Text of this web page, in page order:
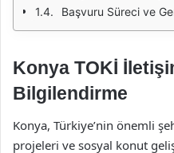
Başvuru Süreci ve
Konya TOKİ
Bilgilendirme
Konya, Türkiye’nin önemli
projeleri ve sosyal konut